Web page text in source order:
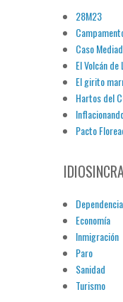
28M23
Caso
El Volcán de
El girito
Hartos del
Pacto
Dependencia
Economía
Inmigración
Paro
Sanidad
Turismo